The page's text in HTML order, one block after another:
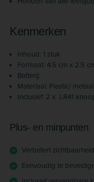
Kenmerken
Inhoud: 1 stuk
Formaat: 4.5 cm x 2.5
Batterij:
Materiaal: Plastic/ metaal.
Inclusief: 2 x LR41
Plus- en minpunten
Verbetert
Eenvoudig te